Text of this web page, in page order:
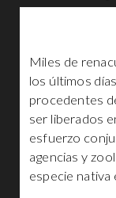
Miles de
los últimos
procedentes
ser liberados
esfuerzo
agencias y
especie nativa